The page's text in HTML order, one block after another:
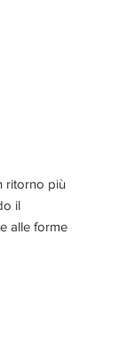
ritorno più
il
alle forme